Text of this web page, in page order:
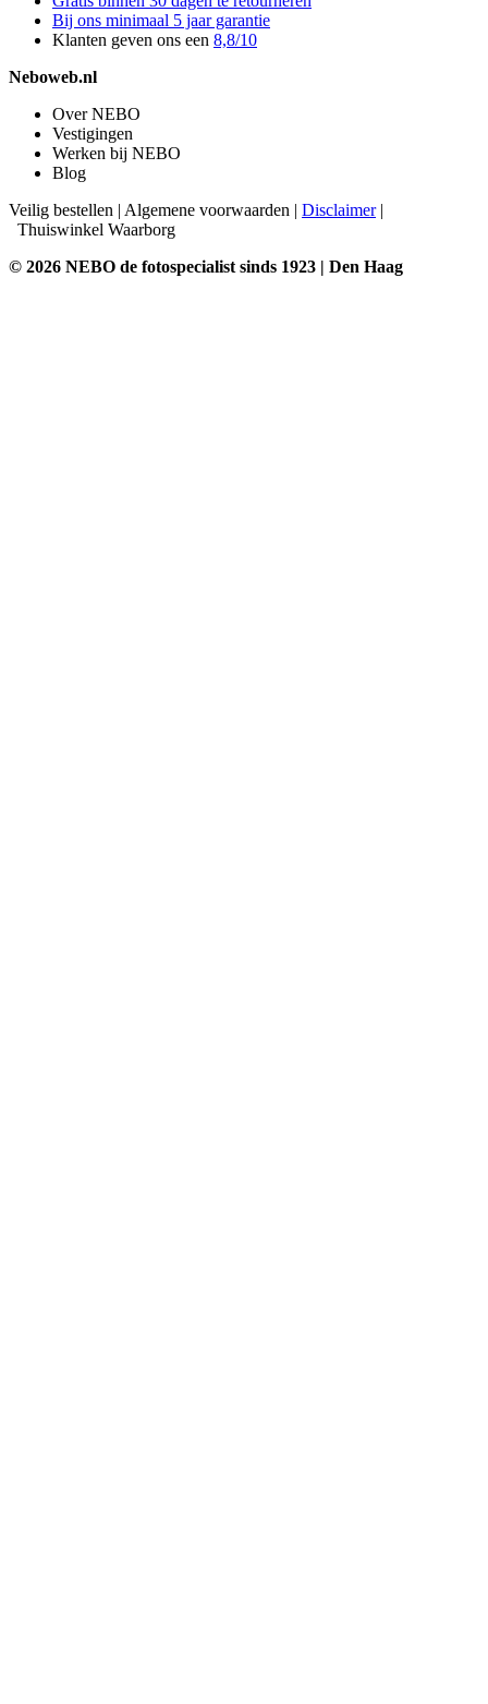
Bij ons minimaal 5 jaar garantie
Klanten geven ons een 8,8/10
Neboweb.nl
Over NEBO
Vestigingen
Werken bij NEBO
Blog
Veilig bestellen | Algemene voorwaarden | Disclaimer|
Thuiswinkel Waarborg
© 2026 NEBO de fotospecialist sinds 1923 | Den Haag